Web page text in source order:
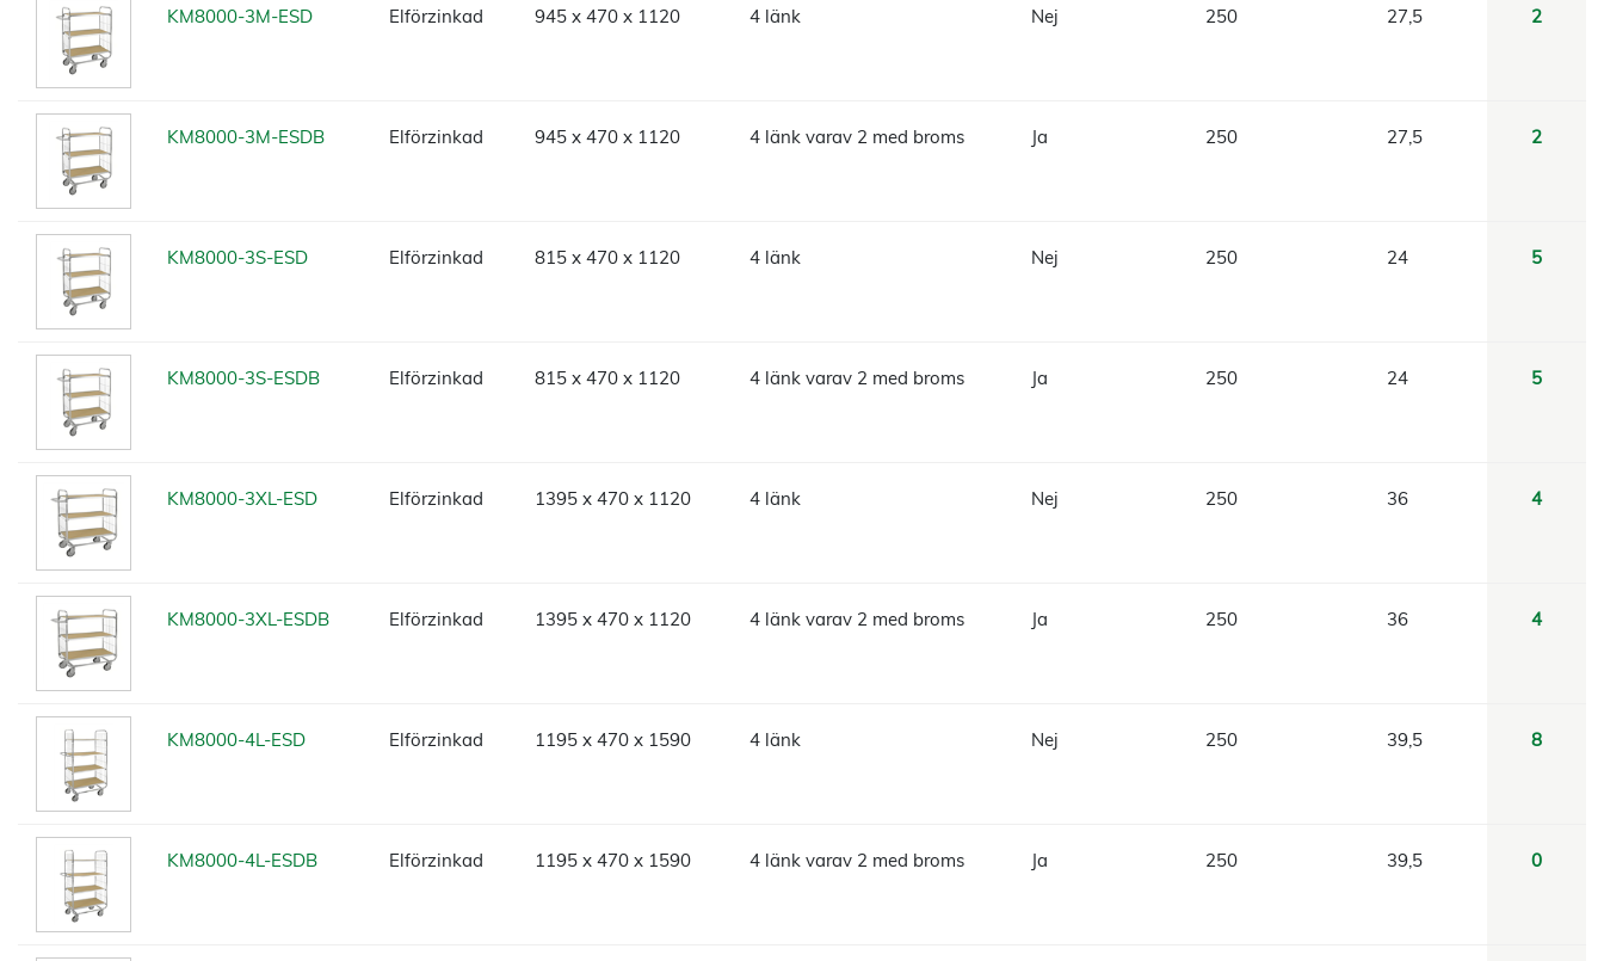
KM8000-3M-ESD Elförzinkad 945 x 470 x 1120 4 länk Nej 250 27,5 2
KM8000-3M-ESDB Elförzinkad 945 x 470 x 1120 4 länk varav 2 med broms Ja 250 27,5 2
KM8000-3S-ESD Elförzinkad 815 x 470 x 1120 4 länk Nej 250 24 5
KM8000-3S-ESDB Elförzinkad 815 x 470 x 1120 4 länk varav 2 med broms Ja 250 24 5
KM8000-3XL-ESD Elförzinkad 1395 x 470 x 1120 4 länk Nej 250 36 4
KM8000-3XL-ESDB Elförzinkad 1395 x 470 x 1120 4 länk varav 2 med broms Ja 250 36 4
KM8000-4L-ESD Elförzinkad 1195 x 470 x 1590 4 länk Nej 250 39,5 8
KM8000-4L-ESDB Elförzinkad 1195 x 470 x 1590 4 länk varav 2 med broms Ja 250 39,5 0